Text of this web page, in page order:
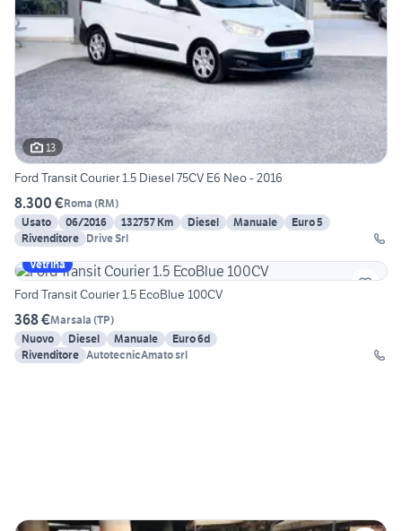
13
Ford Transit Courier 1.5 Diesel 75CV E6 Neo - 2016
8.300 €Roma (RM)
Usato
06/2016 132757 Km Diesel Manuale
Euro 5
Rivenditore Drive Srl
Vetrina
Ford Transit Courier 1.5 EcoBlue 100CV
368 €Marsala (TP)
Nuovo
Diesel Manuale
Euro 6d
Rivenditore AutotecnicAmato srl